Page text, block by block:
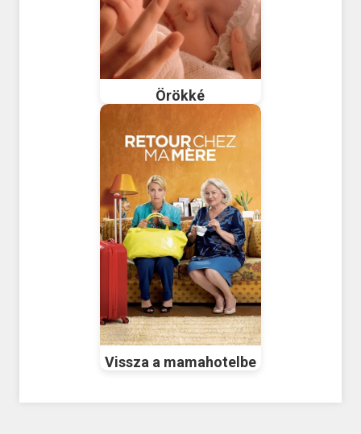
Örökké
Vissza a mamahotelbe